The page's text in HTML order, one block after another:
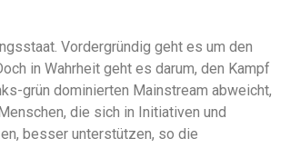
Vordergründig geht es um den
in Wahrheit geht es darum, den Kampf
grün dominierten Mainstream abweicht,
die sich in Initiativen und
besser unterstützen, so die